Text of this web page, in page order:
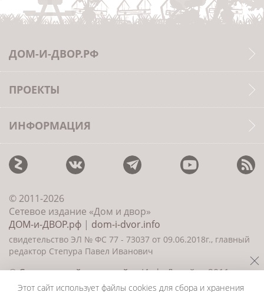
ДОМ-И-ДВОР.РФ
ПРОЕКТЫ
ИНФОРМАЦИЯ
© 2011-2026
Сетевое издание «Дом и двор»
ДОМ-и-ДВОР.рф | dom-i-dvor.info
свидетельство ЭЛ № ФС 77 - 73037 от 09.06.2018г., главный
редактор Степура Павел Иванович
©Создание сайта и дизайн«ИнфоДизайн» 2011—
2026
Этот сайт использует файлы cookies для сбора и хранения